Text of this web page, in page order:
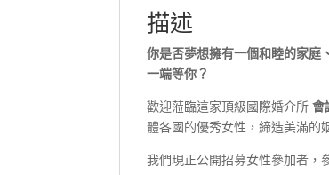
描述
你是否夢想擁有一個和睦的家庭
一端等你？
歡迎蒞臨這家頂級國際婚介所會
體各國的優秀女性，締造美滿的
我們現正公開招募女性參加者，